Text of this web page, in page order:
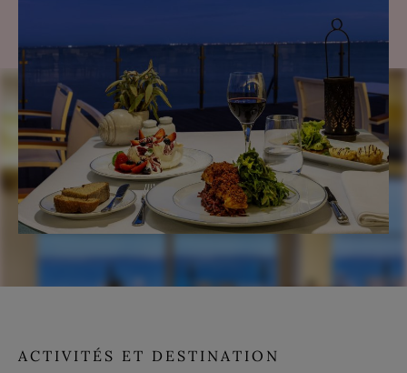
ACTIVITÉS ET DESTINATION